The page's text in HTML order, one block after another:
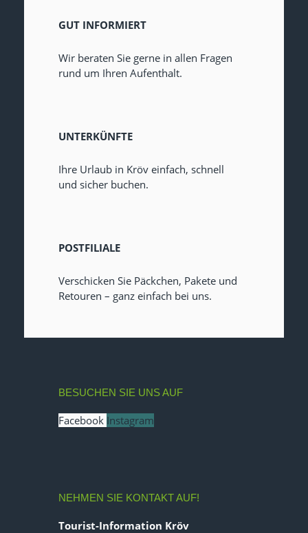
GUT INFORMIERT
Wir beraten Sie gerne in allen Fragen
rund um Ihren Aufenthalt.
UNTERKÜNFTE
Ihre Urlaub in Kröv einfach, schnell
und sicher buchen.
POSTFILIALE
Verschicken Sie Päckchen, Pakete und
Retouren – ganz einfach bei uns.
BESUCHEN SIE UNS AUF
Facebook Instagram
NEHMEN SIE KONTAKT AUF!
Tourist-Information Kröv